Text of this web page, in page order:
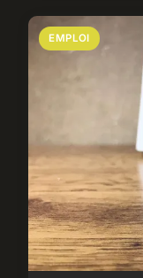
EMPLOI